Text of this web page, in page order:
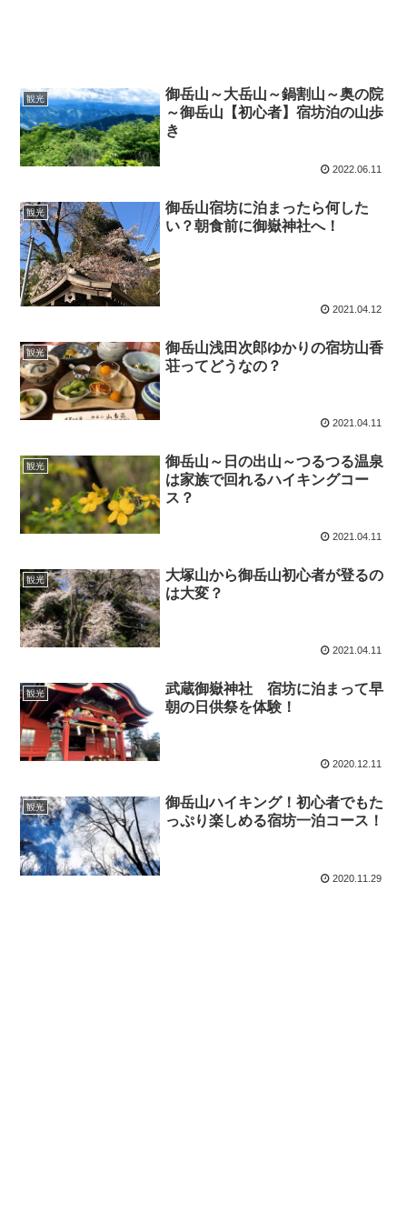
観光
御岳山～大岳山～鍋割山～奥の院
～御岳山【初心者】宿坊泊の山歩
き
2022.06.11
観光
御岳山宿坊に泊まったら何した
い？朝食前に御嶽神社へ！
2021.04.12
観光
御岳山浅田次郎ゆかりの宿坊山香
荘ってどうなの？
2021.04.11
観光
御岳山～日の出山～つるつる温泉
は家族で回れるハイキングコー
ス？
2021.04.11
観光
大塚山から御岳山初心者が登るの
は大変？
2021.04.11
観光
武蔵御嶽神社 宿坊に泊まって早
朝の日供祭を体験！
2020.12.11
観光
御岳山ハイキング！初心者でもた
っぷり楽しめる宿坊一泊コース！
2020.11.29